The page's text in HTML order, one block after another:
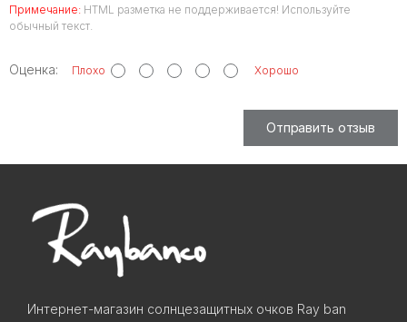
Примечание: HTML разметка не поддерживается! Используйте
обычный текст.
Оценка: Плохо Хорошо
Отправить отзыв
Интернет-магазин солнцезащитных очков Ray ban